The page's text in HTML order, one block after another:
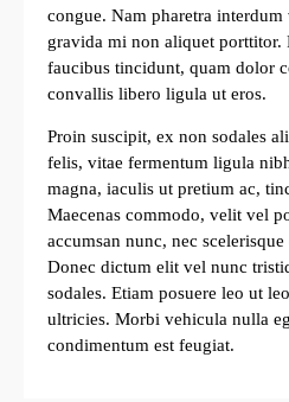
congue. Nam pharetra interdum
gravida mi non aliquet porttitor.
faucibus tincidunt, quam dolor
convallis libero ligula ut eros.
Proin suscipit, ex non sodales
felis, vitae fermentum ligula
magna, iaculis ut pretium ac,
Maecenas commodo, velit vel
accumsan nunc, nec
Donec dictum elit vel nunc
sodales. Etiam posuere leo ut
ultricies. Morbi vehicula nulla
condimentum est feugiat.